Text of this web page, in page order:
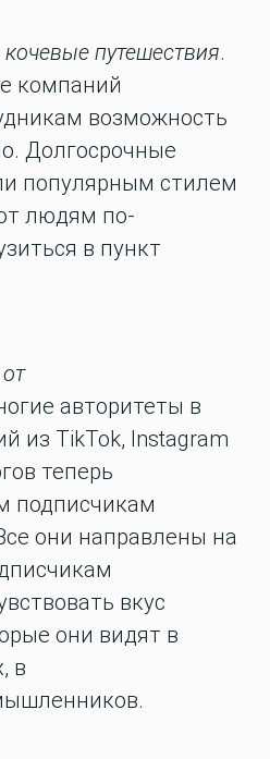
путешествия.
компаний
возможность
Долгосрочные
популярным стилем
людям по-
в пункт
авторитеты в
из TikTok, Instagram
теперь
подписчикам
они направлены на
вкус
они видят в
в